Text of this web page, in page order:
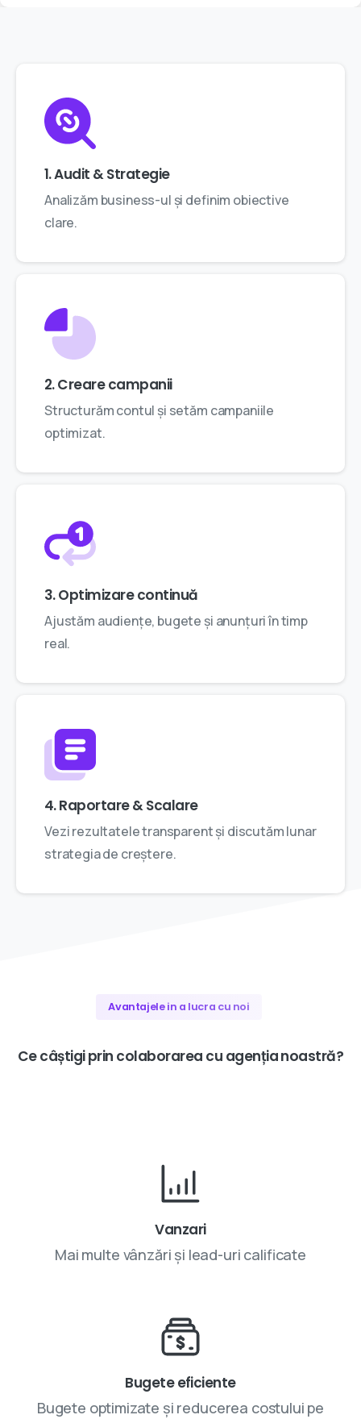
1. Audit & Strategie
Analizăm business-ul și definim obiective
clare.
2. Creare campanii
Structurăm contul și setăm campaniile
optimizat.
3. Optimizare continuă
Ajustăm audiențe, bugete și anunțuri în timp
real.
4. Raportare & Scalare
Vezi rezultatele transparent și discutăm lunar
strategia de creștere.
Avantajele in a lucra cu noi
Cecâștigiprin colaborarea cu agențianoastră?
Vanzari
Mai multe vânzări și lead-uri calificate
Bugete eficiente
Bugete optimizate și reducerea costului pe